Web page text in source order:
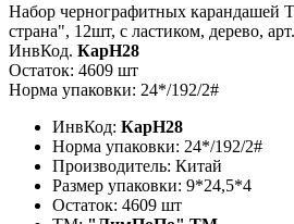
Набор чернографитных
страна", 12шт, с ластиком, дерево,
ИнвКод. КарН28
Остаток: 4609 шт
Норма упаковки: 24*/192/2#
ИнвКод: КарН28
Норма упаковки: 24*/192/2#
Производитель: Китай
Размер упаковки: 9*24,5*4
Остаток: 4609 шт